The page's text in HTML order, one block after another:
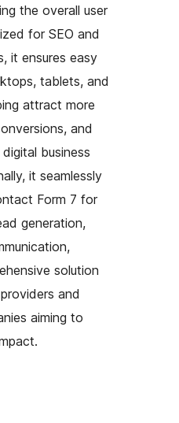
the overall user
for SEO and
it ensures easy
tablets, and
attract more
and
business
it seamlessly
Form 7 for
generation,
solution
and
aiming to